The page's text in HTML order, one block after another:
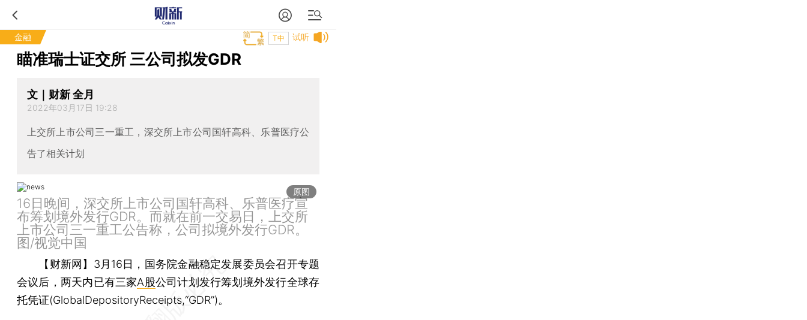
金融 试听
T中
瞄准瑞士证交所 三公司拟发GDR
文｜财新 全月
2022年03月17日 19:28
上交所上市公司三一重工，深交所上市公司国轩高科、乐普医疗公
告了相关计划
原图
16日晚间，深交所上市公司国轩高科、乐普医疗宣
布筹划境外发行GDR。而就在前一交易日，上交所
上市公司三一重工公告称，公司拟境外发行GDR。
图/视觉中国
【财新网】 3月16日，国务院金融稳定发展委员会召开专题
会议后，两天内已有三家A股公司计划发行筹划境外发行全球存
托凭证(GlobalDepositoryReceipts,“GDR”)。